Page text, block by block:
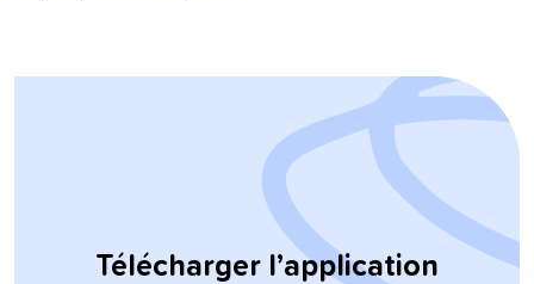
Télécharger l’application